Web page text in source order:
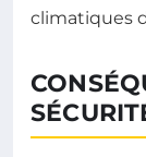
climatiques